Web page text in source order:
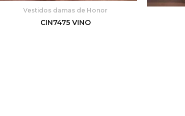
Vestidos damas de Honor
CIN7475 VINO